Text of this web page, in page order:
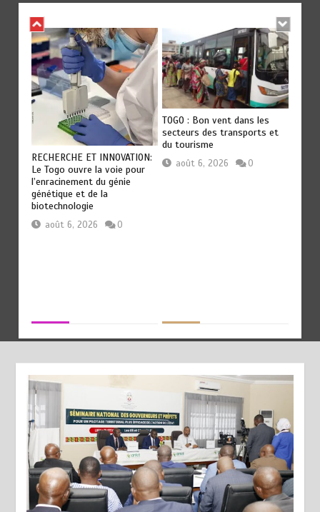
RECHERCHE ET INNOVATION:
Le Togo ouvre la voie pour
l’enracinement du génie
génétique et de la
biotechnologie
août 6, 2026 0
TOGO : Bon vent dans les
secteurs des transports et
du tourisme
août 6, 2026 0